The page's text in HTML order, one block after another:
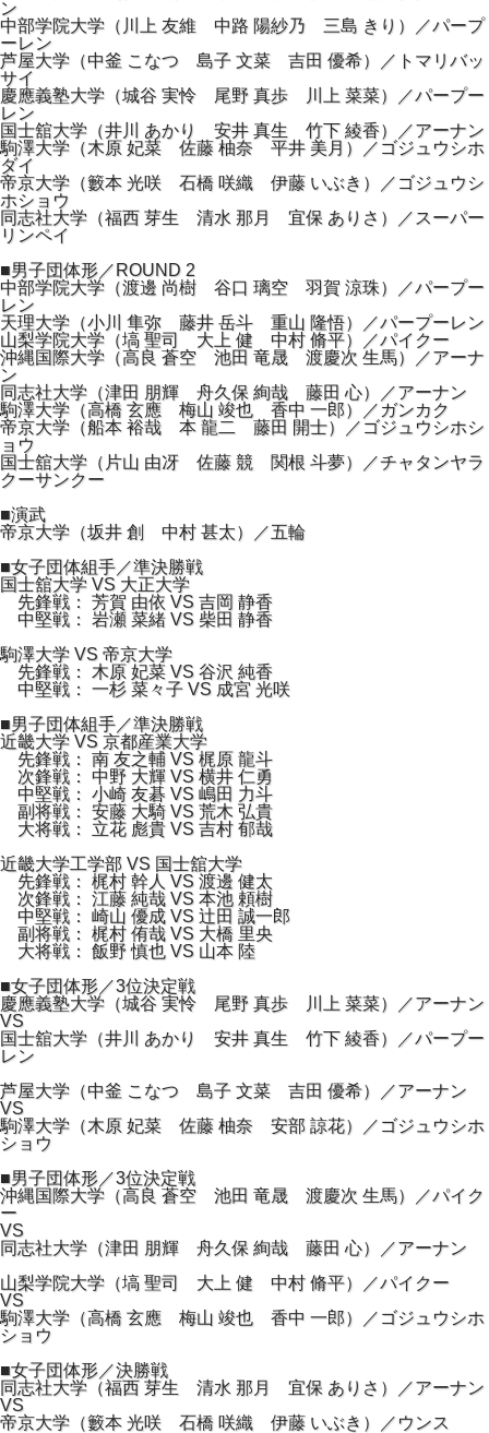
ン
中部学院大学（川上 友維 中路 陽紗乃 三島 きり）／パープ
ーレン
芦屋大学（中釜 こなつ 島子 文菜 吉田 優希）／トマリバッ
サイ
慶應義塾大学（城谷 実怜 尾野 真歩 川上 菜菜）／パープー
レン
国士舘大学（井川 あかり 安井 真生 竹下 綾香）／アーナン
駒澤大学（木原 妃菜 佐藤 柚奈 平井 美月）／ゴジュウシホ
ダイ
帝京大学（籔本 光咲 石橋 咲織 伊藤 いぶき）／ゴジュウシ
ホショウ
同志社大学（福西 芽生 清水 那月 宜保 ありさ）／スーパー
リンペイ
■男子団体形／ROUND 2
中部学院大学（渡邊 尚樹 谷口 璃空 羽賀 涼珠）／パープー
レン
天理大学（小川 隼弥 藤井 岳斗 重山 隆悟）／パープーレン
山梨学院大学（塙 聖司 大上 健 中村 脩平）／パイクー
沖縄国際大学（高良 蒼空 池田 竜晟 渡慶次 生馬）／アーナ
ン
同志社大学（津田 朋輝 舟久保 絢哉 藤田 心）／アーナン
駒澤大学（高橋 玄應 梅山 竣也 香中 一郎）／ガンカク
帝京大学（船本 裕哉 本 龍二 藤田 開士）／ゴジュウシホシ
ョウ
国士舘大学（片山 由冴 佐藤 競 関根 斗夢）／チャタンヤラ
クーサンクー
■演武
帝京大学（坂井 創 中村 甚太）／五輪
■女子団体組手／準決勝戦
国士舘大学 VS 大正大学
先鋒戦： 芳賀 由依 VS 吉岡 静香
中堅戦： 岩瀬 菜緒 VS 柴田 静香
駒澤大学 VS 帝京大学
先鋒戦： 木原 妃菜 VS 谷沢 純香
中堅戦： 一杉 菜々子 VS 成宮 光咲
■男子団体組手／準決勝戦
近畿大学 VS 京都産業大学
先鋒戦： 南 友之輔 VS 梶原 龍斗
次鋒戦： 中野 大輝 VS 横井 仁勇
中堅戦： 小崎 友碁 VS 嶋田 力斗
副将戦： 安藤 大騎 VS 荒木 弘貴
大将戦： 立花 彪貴 VS 吉村 郁哉
近畿大学工学部 VS 国士舘大学
先鋒戦： 梶村 幹人 VS 渡邊 健太
次鋒戦： 江藤 純哉 VS 本池 頼樹
中堅戦： 崎山 優成 VS 辻田 誠一郎
副将戦： 梶村 侑哉 VS 大橋 里央
大将戦： 飯野 慎也 VS 山本 陸
■女子団体形／3位決定戦
慶應義塾大学（城谷 実怜 尾野 真歩 川上 菜菜）／アーナン
VS
国士舘大学（井川 あかり 安井 真生 竹下 綾香）／パープー
レン
芦屋大学（中釜 こなつ 島子 文菜 吉田 優希）／アーナン
VS
駒澤大学（木原 妃菜 佐藤 柚奈 安部 諒花）／ゴジュウシホ
ショウ
■男子団体形／3位決定戦
沖縄国際大学（高良 蒼空 池田 竜晟 渡慶次 生馬）／パイク
ー
VS
同志社大学（津田 朋輝 舟久保 絢哉 藤田 心）／アーナン
山梨学院大学（塙 聖司 大上 健 中村 脩平）／パイクー
VS
駒澤大学（高橋 玄應 梅山 竣也 香中 一郎）／ゴジュウシホ
ショウ
■女子団体形／決勝戦
同志社大学（福西 芽生 清水 那月 宜保 ありさ）／アーナン
VS
帝京大学（籔本 光咲 石橋 咲織 伊藤 いぶき）／ウンス